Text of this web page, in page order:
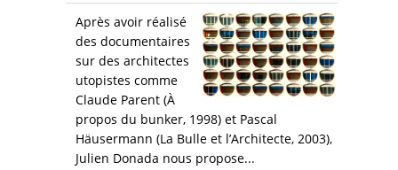
Après avoir réalisé
des documentaires
sur des architectes
utopistes comme
Claude Parent (À
propos du bunker, 1998) et Pascal
Häusermann (La Bulle et l’Architecte, 2003),
Julien Donada nous propose...